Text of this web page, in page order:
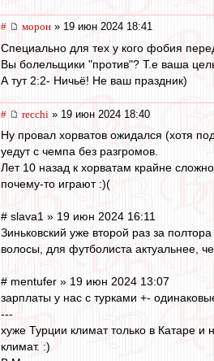
# морон » 19 июн 2024 18:41
Специально для тех у кого фобия
Вы болельщики "против"? Т.е ваша
А тут 2:2- Ничьё! Не ваш праздник)
# recchi » 19 июн 2024 18:40
Ну провал хорватов ожидался (хотя
уедут с чемпа без разгромов.
Лет 10 назад к хорватам крайне
почему-то играют :)(
# slava1 » 19 июн 2024 16:11
Зиньковский уже второй раз за
волосы, для футболиста актуальнее,
# mentufer » 19 июн 2024 13:07
зарплаты у нас с турками +-
---
хуже Турции климат только в Катаре
климат. :)